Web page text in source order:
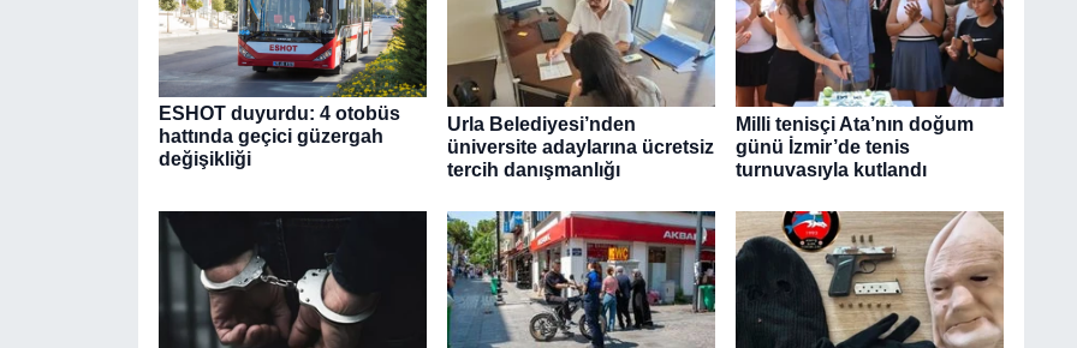
ESHOT duyurdu: 4 otobüs
hattında geçici güzergah
değişikliği
Urla Belediyesi’nden
üniversite adaylarına ücretsiz
tercih danışmanlığı
Milli tenisçi Ata’nın doğum
günü İzmir’de tenis
turnuvasıyla kutlandı